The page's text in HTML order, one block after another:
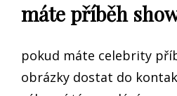
máte příběh
pokud máte celebrity
obrázky dostat do